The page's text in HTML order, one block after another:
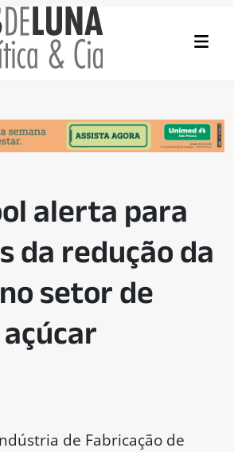
alerta para
da redução da
setor de
de Fabricação de